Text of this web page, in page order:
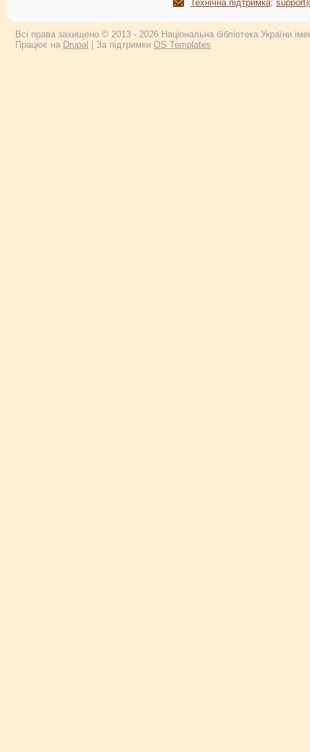
Технічна підтримка:
Всі права захищено © 2013 - 2026 Національна бібліотека України
Працює на Drupal | За підтримки OS Templates